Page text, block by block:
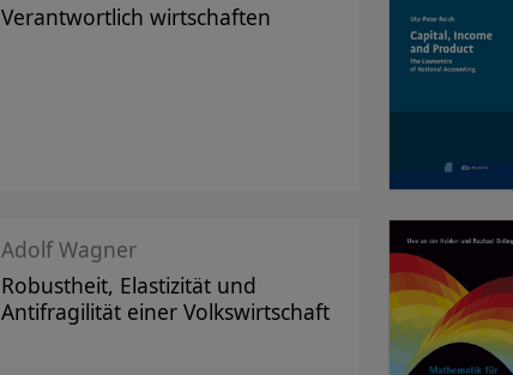
Verantwortlich wirtschaften
Adolf Wagner
Robustheit, Elastizität und
Antifragilität einer Volkswirtschaft